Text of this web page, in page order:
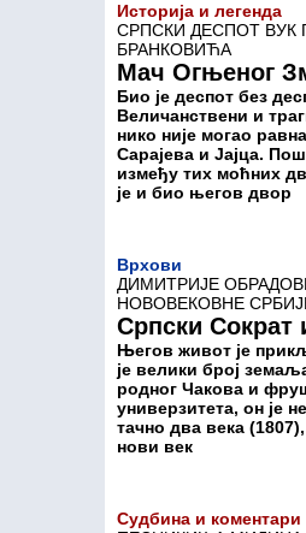
Историја и легенда
СРПСКИ ДЕСПОТ ВУК
БРАНКОВИЋА
Мач Огњеног
Био је деспот без
Величанствени и
нико није могао
Сарајева и Јајца.
између тих моћних
је и био његов двор
Врхови
ДИМИТРИЈЕ
НОВОВЕКОВНЕ
Српски Сократ
Његов живот је
је велики број
родног Чакова и
универзитета, он је
тачно два века
нови век
Судбина и коментари